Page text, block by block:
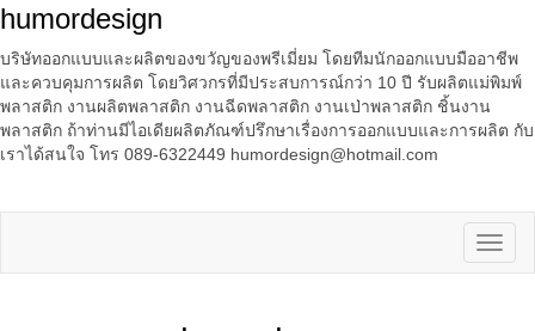
humordesign
บริษัทออกแบบและผลิตของขวัญของพรีเมี่ยม โดยทีมนักออกแบบมืออาชีพ
และควบคุมการผลิต โดยวิศวกรที่มีประสบการณ์กว่า 10 ปี รับผลิตแม่พิมพ์
พลาสติก งานผลิตพลาสติก งานฉีดพลาสติก งานเป่าพลาสติก ชิ้นงาน
พลาสติก ถ้าท่านมีไอเดียผลิตภัณฑ์ปรึกษาเรื่องการออกแบบและการผลิต กับ
เราได้สนใจ โทร 089-6322449 humordesign@hotmail.com